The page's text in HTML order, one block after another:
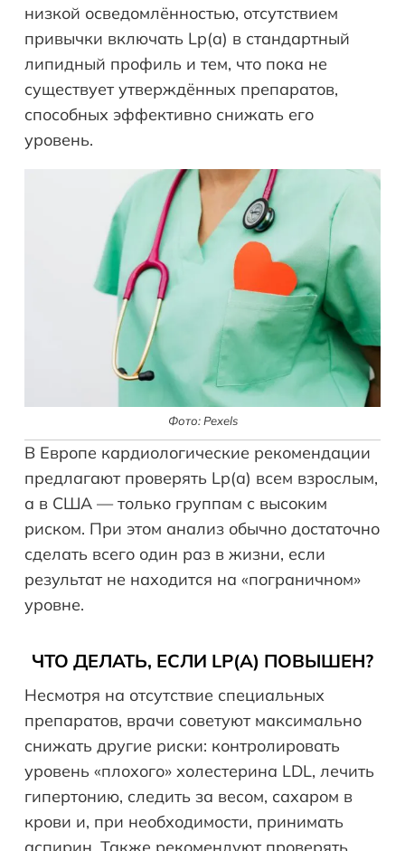
низкой осведомлённостью, отсутствием
привычки включать Lp(a) в стандартный
липидный профиль и тем, что пока не
существует утверждённых препаратов,
способных эффективно снижать его
уровень.
Фото: Pexels
В Европе кардиологические рекомендации
предлагают проверять Lp(a) всем взрослым,
а в США — только группам с высоким
риском. При этом анализ обычно достаточно
сделать всего один раз в жизни, если
результат не находится на «пограничном»
уровне.
ЧТО ДЕЛАТЬ, ЕСЛИ LP(A) ПОВЫШЕН?
Несмотря на отсутствие специальных
препаратов, врачи советуют максимально
снижать другие риски: контролировать
уровень «плохого» холестерина LDL, лечить
гипертонию, следить за весом, сахаром в
крови и, при необходимости, принимать